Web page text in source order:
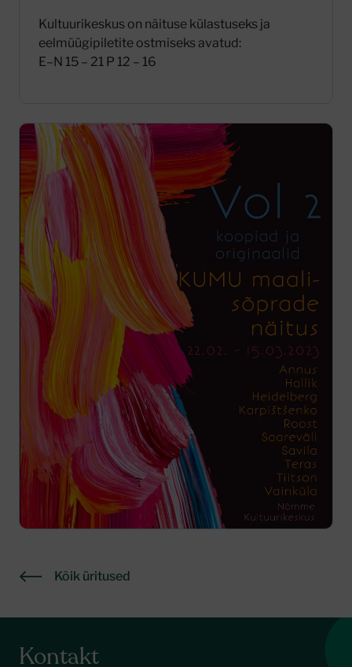
Kultuurikeskus on näituse külastuseks ja
eelmüügipiletite ostmiseks avatud:
E–N 15 – 21 P 12 – 16
Kõik üritused
Kontakt